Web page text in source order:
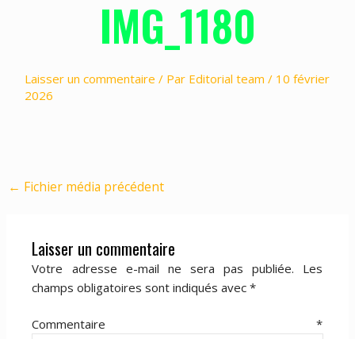
IMG_1180
Laisser un commentaire / Par Editorial team / 10 février
2026
← Fichier média précédent
Laisser un commentaire
Votre adresse e-mail ne sera pas publiée.
Les
champs obligatoires sont indiqués avec*
Commentaire*